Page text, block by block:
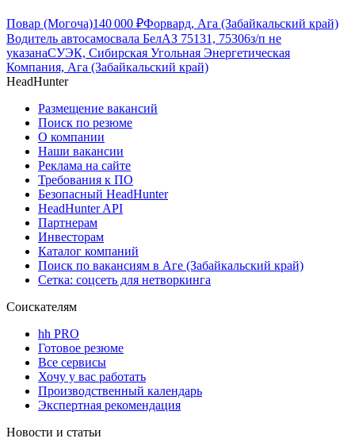
Повар (Могоча)140 000 ₽Форвард, Ага (Забайкальский край)
Водитель автосамосвала БелАЗ 75131, 75306з/п не
указанаСУЭК, Сибирская Угольная Энергетическая
Компания, Ага (Забайкальский край)
HeadHunter
Размещение вакансий
Поиск по резюме
О компании
Наши вакансии
Реклама на сайте
Требования к ПО
Безопасный HeadHunter
HeadHunter API
Партнерам
Инвесторам
Каталог компаний
Поиск по вакансиям в Аге (Забайкальский край)
Сетка: соцсеть для нетворкинга
Соискателям
hh PRO
Готовое резюме
Все сервисы
Хочу у вас работать
Производственный календарь
Экспертная рекомендация
Новости и статьи